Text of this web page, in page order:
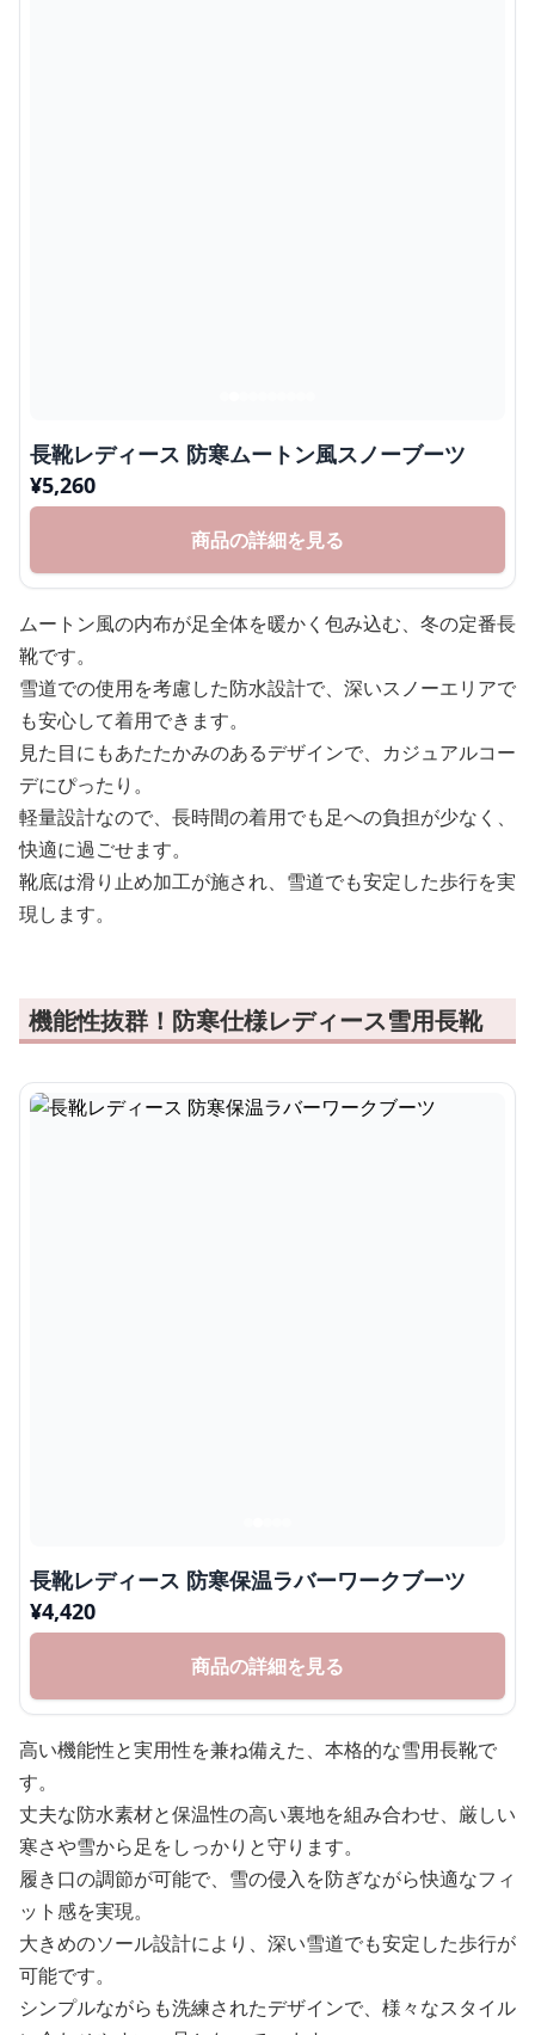
長靴レディース 防寒ムートン風スノーブーツ
¥5,260
商品の詳細を見る
ムートン風の内布が足全体を暖かく包み込む、冬の定番長
靴です。
雪道での使用を考慮した防水設計で、深いスノーエリアで
も安心して着用できます。
見た目にもあたたかみのあるデザインで、カジュアルコー
デにぴったり。
軽量設計なので、長時間の着用でも足への負担が少なく、
快適に過ごせます。
靴底は滑り止め加工が施され、雪道でも安定した歩行を実
現します。
機能性抜群！防寒仕様レディース雪用長靴
長靴レディース 防寒保温ラバーワークブーツ
¥4,420
商品の詳細を見る
高い機能性と実用性を兼ね備えた、本格的な雪用長靴で
す。
丈夫な防水素材と保温性の高い裏地を組み合わせ、厳しい
寒さや雪から足をしっかりと守ります。
履き口の調節が可能で、雪の侵入を防ぎながら快適なフィ
ット感を実現。
大きめのソール設計により、深い雪道でも安定した歩行が
可能です。
シンプルながらも洗練されたデザインで、様々なスタイル